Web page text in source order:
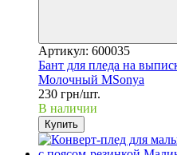
Артикул: 600035
Бант для пледа на
Молочный MSonya
230 грн/шт.
В наличии
Купить